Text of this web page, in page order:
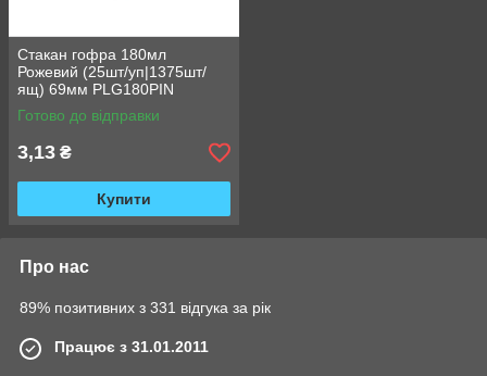
Стакан гофра 180мл
Рожевий (25шт/уп|1375шт/
ящ) 69мм PLG180PIN
Готово до відправки
3,13 ₴
Купити
Про нас
89% позитивних з 331 відгука за рік
Працює з 31.01.2011